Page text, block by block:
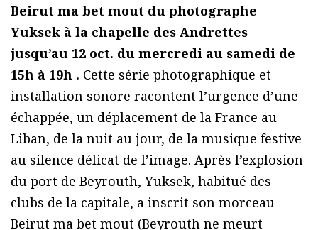
Beirut ma bet mout du photographe
Yuksek à la chapelle des Andrettes
jusqu’au 12 oct. du mercredi au samedi de
15h à 19h . Cette série photographique et
installation sonore racontent l’urgence d’une
échappée, un déplacement de la France au
Liban, de la nuit au jour, de la musique festive
au silence délicat de l’image. Après l’explosion
du port de Beyrouth, Yuksek, habitué des
clubs de la capitale, a inscrit son morceau
Beirut ma bet mout (Beyrouth ne meurt